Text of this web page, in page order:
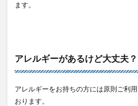
ます。
アレルギーがあるけど大丈夫？
アレルギーをお持ちの方には原則ご利
おります。